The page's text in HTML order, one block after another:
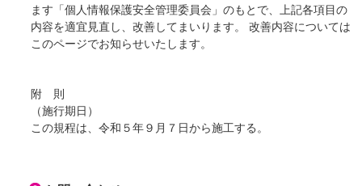
ます「個人情報保護安全管理委員会」のもとで、上記各項目の
内容を適宜見直し、改善してまいります。 改善内容については
このページでお知らせいたします。
附 則
（施行期日）
この規程は、令和５年９月７日から施工する。